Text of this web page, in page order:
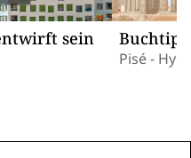
sein
Pisé -